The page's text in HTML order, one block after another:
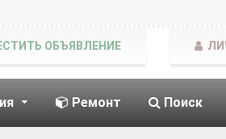
Ремонт Поиск
ОБЪЯВЛЕНИЕ